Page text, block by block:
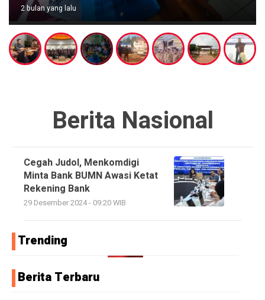
2 bulan yang lalu
Berita Nasional
Cegah Judol, Menkomdigi
Minta Bank BUMN Awasi Ketat
Rekening Bank
29 Desember 2024 - 09:20 WIB
Trending
Berita Terbaru